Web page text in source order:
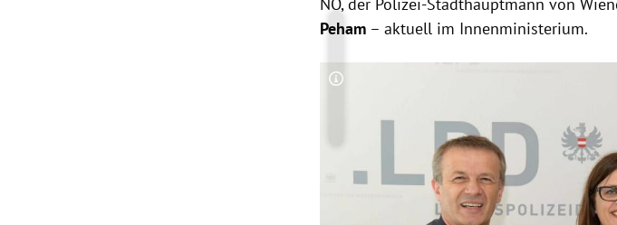
Peham – aktuell im Innenministerium.
Copyright-Hinweis öffnen/schließen